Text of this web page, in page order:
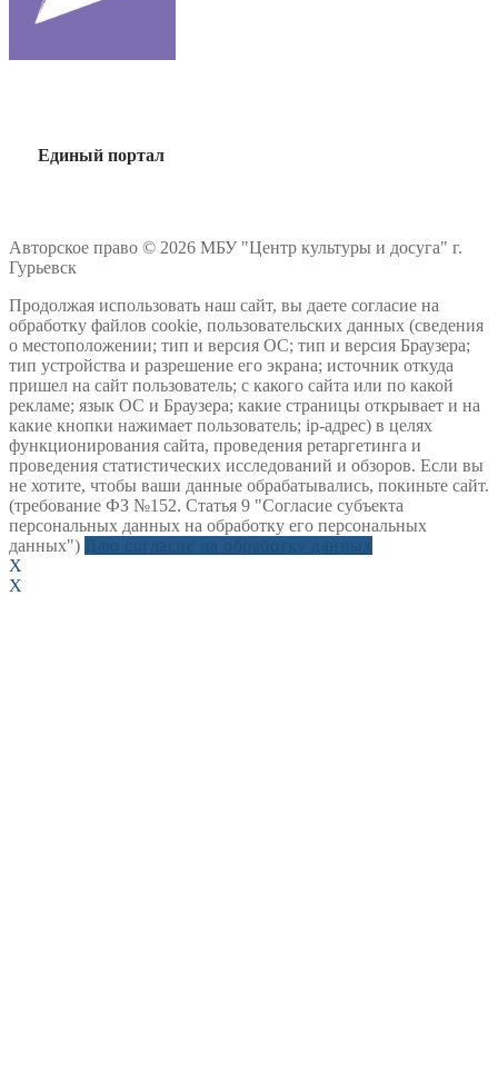
Единый портал
Авторское право © 2026 МБУ "Центр культуры и досуга" г.
Гурьевск
Продолжая использовать наш сайт, вы даете согласие на
обработку файлов cookie, пользовательских данных (сведения
о местоположении; тип и версия ОС; тип и версия Браузера;
тип устройства и разрешение его экрана; источник откуда
пришел на сайт пользователь; с какого сайта или по какой
рекламе; язык ОС и Браузера; какие страницы открывает и на
какие кнопки нажимает пользователь; ip-адрес) в целях
функционирования сайта, проведения ретаргетинга и
проведения статистических исследований и обзоров. Если вы
не хотите, чтобы ваши данные обрабатывались, покиньте сайт.
(требование ФЗ №152. Статья 9 "Согласие субъекта
персональных данных на обработку его персональных
данных")
X
X